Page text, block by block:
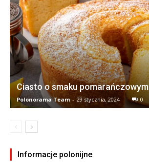
Ciasto o smaku pomarańczowym
Polonorama Team - 29 stycznia, 2024 0
Informacje polonijne